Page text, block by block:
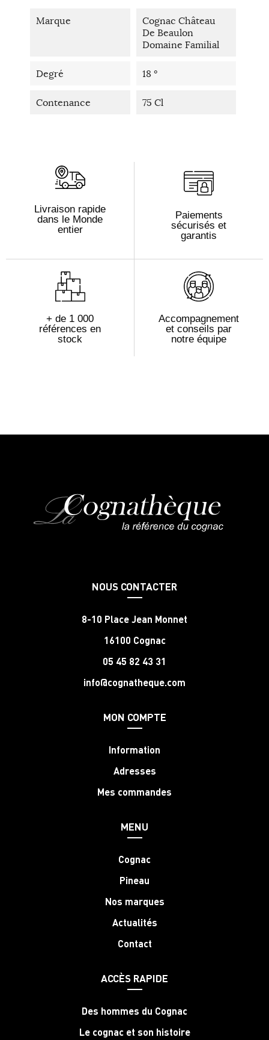
Marque
Cognac Château
De Beaulon
Domaine Familial
Degré 18 °
Contenance 75 Cl
Livraison rapide
dans le Monde
entier
Paiements
sécurisés et
garantis
+ de 1 000
références en
stock
Accompagnement
et conseils par
notre équipe
NOUS CONTACTER
8-10 Place Jean Monnet
16100 Cognac
05 45 82 43 31
info@cognatheque.com
MON COMPTE
Information
Adresses
Mes commandes
MENU
Cognac
Pineau
Nos marques
Actualités
Contact
ACCÈS RAPIDE
Des hommes du Cognac
Le cognac et son histoire